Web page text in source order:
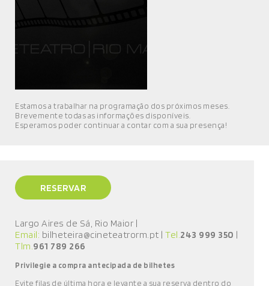
NOTÍCIAS
Estamos a trabalhar na programação dos próximos meses.
Brevemente todas as informações disponíveis.
Esperamos poder continuar a contar com a sua presença!
RESERVAR
Largo Aires de Sá, Rio Maior |
Email: bilheteira@cineteatrorm.pt | Tel.243 999 350 |
Tlm.961 789 266
Privilegie a compra antecipada de bilhetes
Evite filas de última hora e levante a sua reserva dentro do